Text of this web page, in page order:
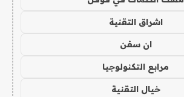
اشراق التقنية
ان سفن
مرابع التكنولوجيا
خيال التقنية